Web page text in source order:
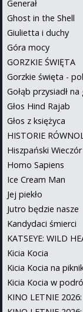
Generał
Ghost in the Shell
Giulietta i duchy
Góra mocy
GORZKIE ŚWIĘTA
Gorzkie święta -
Gołąb przysiadł
Głos Hind Rajab
Głos z księżyca
HISTORIE
Hiszpański
Homo Sapiens
Ice Cream Man
Jej piekło
Jutro będzie nasze
Kandydaci śmierci
KATSEYE: WILD
Kicia Kocia
Kicia Kocia na
Kicia Kocia w
KINO LETNIE